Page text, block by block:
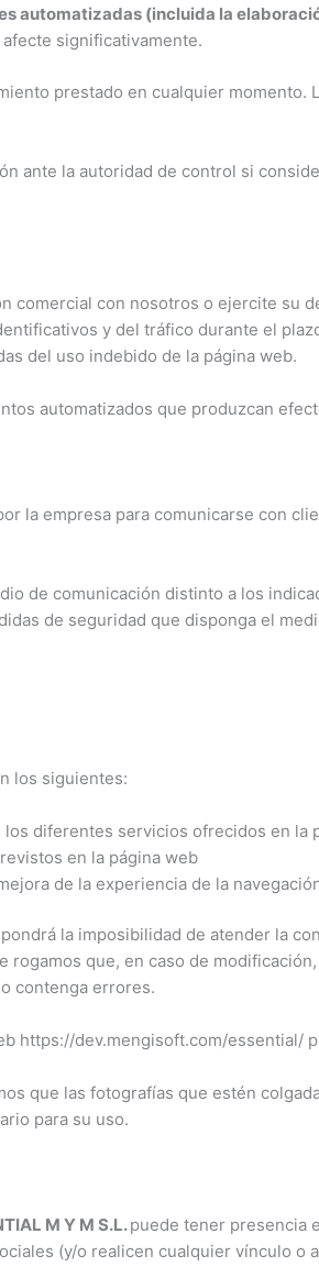
automatizadas (incluida la
significativamente.
prestado en cualquier
ante la autoridad de control si
comercial con nosotros o ejercite su
y del tráfico durante el
del uso indebido de la página web.
automatizados que produzcan
la empresa para comunicarse con
de comunicación distinto a los
de seguridad que disponga el
los siguientes:
diferentes servicios ofrecidos en la
en la página web
de la experiencia de la
la imposibilidad de atender la
rogamos que, en caso de
contenga errores.
https://dev.mengisoft.com/
que las fotografías que estén
para su uso.
M Y M S.L.puede tener presencia
(y/o realicen cualquier vínculo